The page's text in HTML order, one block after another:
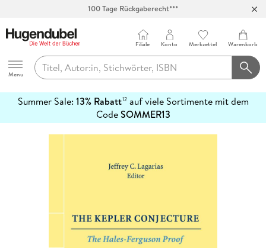
100 Tage Rückgaberecht***
Hugendubel
Menu
Filiale Konto Merkzettel Warenkorb
Summer Sale: 13% Rabatt12auf viele Sortimente mit dem
CodeSOMMER13
erfahren